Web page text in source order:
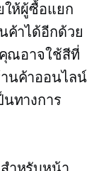
ให้ผู้ซื้อแยก
ค้าได้อีกด้วย
ณอาจใช้สีที่
นค้าออนไลน์
ทางการ